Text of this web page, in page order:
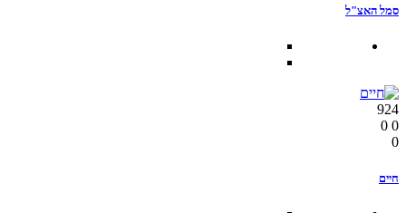
סמל האצ"ל
924
0
0
0
חיים